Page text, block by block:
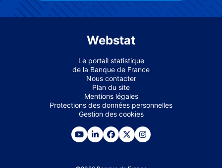
Webstat
Le portail statistique
de la Banque de France
Nous contacter
Plan du site
Mentions légales
Protections des données personnelles
Gestion des cookies